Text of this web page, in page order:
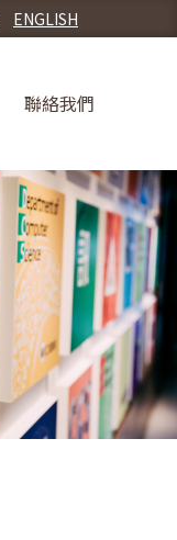
ENGLISH
聯絡我們